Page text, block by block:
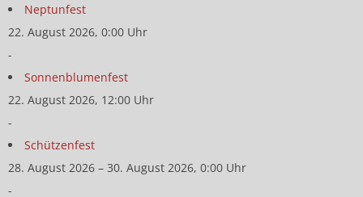
Neptunfest
22. August 2026, 0:00 Uhr
-
Sonnenblumenfest
22. August 2026, 12:00 Uhr
-
Schützenfest
28. August 2026 – 30. August 2026, 0:00 Uhr
-